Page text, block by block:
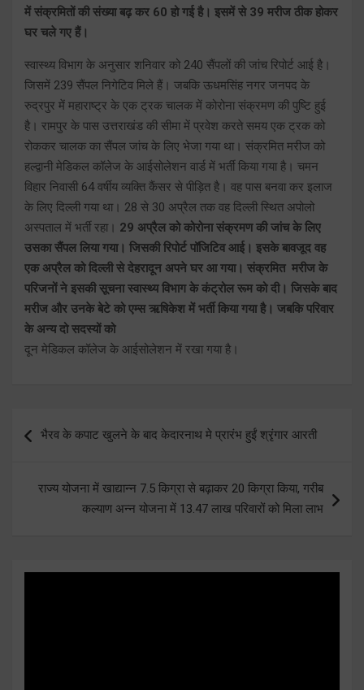
में संक्रमितों की संख्या बढ़ कर 60 हो गई है। इसमें से 39 मरीज ठीक होकर
घर चले गए हैं।
स्वास्थ्य विभाग के अनुसार शनिवार को 240 सैंपलों की जांच रिपोर्ट आई है।
जिसमें 239 सैंपल निगेटिव मिले हैं। जबकि ऊधमसिंह नगर जनपद के
रुद्रपुर में महाराष्ट्र के एक ट्रक चालक में कोरोना संक्रमण की पुष्टि हुई
है। रामपुर के पास उत्तराखंड की सीमा में प्रवेश करते समय एक ट्रक को
रोककर चालक का सैंपल जांच के लिए भेजा गया था। संक्रमित मरीज को
हल्द्वानी मेडिकल कॉलेज के आईसोलेशन वार्ड में भर्ती किया गया है। चमन
विहार निवासी 64 वर्षीय व्यक्ति कैंसर से पीड़ित है। वह पास बनवा कर इलाज
के लिए दिल्ली गया था। 28 से 30 अप्रैल तक वह दिल्ली स्थित अपोलो
अस्पताल में भर्ती रहा। 29 अप्रैल को कोरोना संक्रमण की जांच के लिए
उसका सैंपल लिया गया। जिसकी रिपोर्ट पॉजिटिव आई। इसके बावजूद वह
एक अप्रैल को दिल्ली से देहरादून अपने घर आ गया। संक्रमित मरीज के
परिजनों ने इसकी सूचना स्वास्थ्य विभाग के कंट्रोल रूम को दी। जिसके बाद
मरीज और उनके बेटे को एम्स ऋषिकेश में भर्ती किया गया है। जबकि परिवार
के अन्य दो सदस्यों को
दून मेडिकल कॉलेज के आईसोलेशन में रखा गया है।
navigation
भैरव के कपाट खुलने के बाद केदारनाथ मे प्रारंभ हुईं श्रृंगार आरती
राज्य योजना में खाद्यान्न 7.5 किग्रा से बढ़ाकर 20 किग्रा किया, गरीब
कल्याण अन्न योजना में 13.47 लाख परिवारों को मिला लाभ